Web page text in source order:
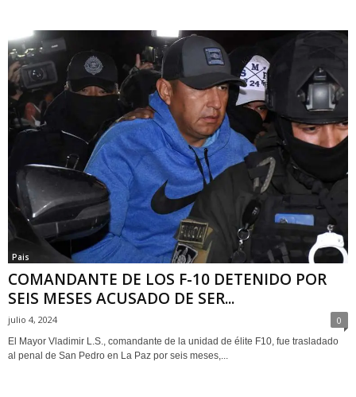
Pais
COMANDANTE DE LOS F-10 DETENIDO POR
SEIS MESES ACUSADO DE SER...
julio 4, 2024 0
El Mayor Vladimir L.S., comandante de la unidad de élite F10, fue trasladado
al penal de San Pedro en La Paz por seis meses,...